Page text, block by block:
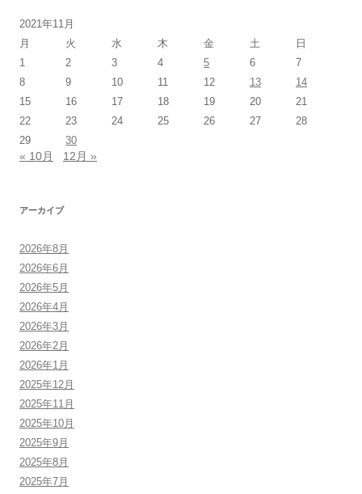
2021年11月
月
火 水 木 金 土
日
1
2 3 4 5 6
7
8
9 10 11 12 13
14
15
16 17 18 19 20
21
22
23 24 25 26 27
28
29
30
« 10月 12月 »
アーカイブ
2026年8月
2026年6月
2026年5月
2026年4月
2026年3月
2026年2月
2026年1月
2025年12月
2025年11月
2025年10月
2025年9月
2025年8月
2025年7月